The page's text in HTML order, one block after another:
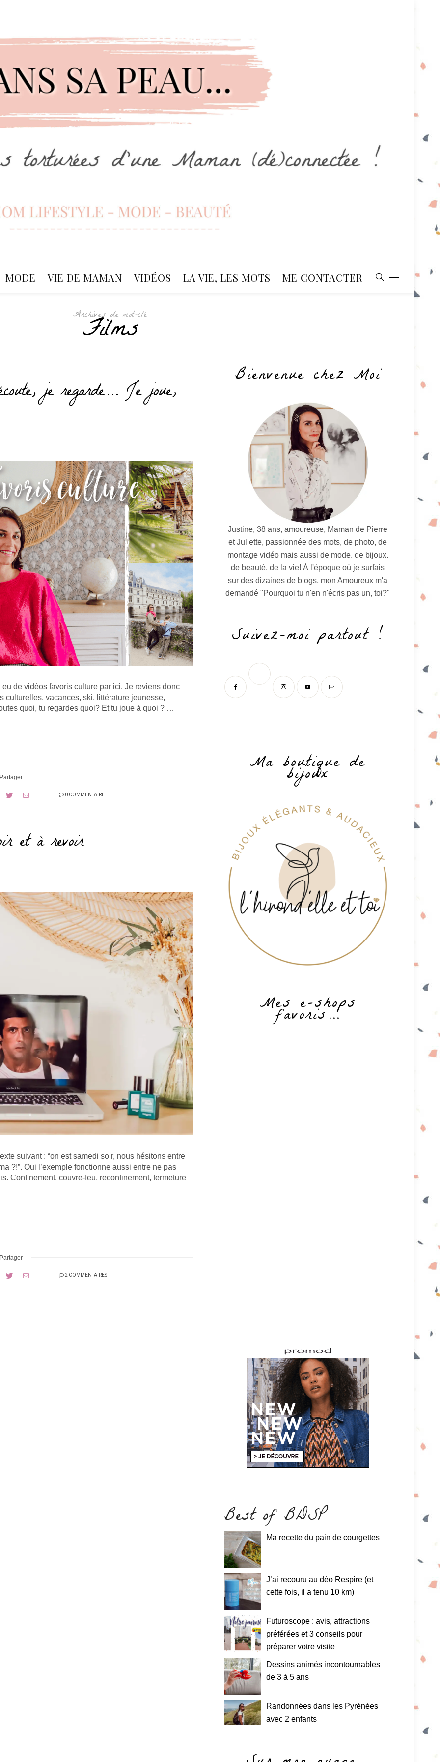
MODE VIE DE MAMAN VIDÉOS LA VIE, LES MOTS ME CONTACTER
Archives de mot-clé
Films
je regarde… Je joue,
de vidéos favoris culture par ici. Je reviens donc
culturelles, vacances, ski, littérature jeunesse,
quoi, tu regardes quoi? Et tu joue à quoi ? …
Partager
0 COMMENTAIRE
et à revoir
suivant : “on est samedi soir, nous hésitons entre
?!”. Oui l’exemple fonctionne aussi entre ne pas
Confinement, couvre-feu, reconfinement, fermeture
Partager
2 COMMENTAIRES
Bienvenue chez Moi
Justine, 38 ans, amoureuse, Maman de Pierre
et Juliette, passionnée des mots, de photo, de
montage vidéo mais aussi de mode, de bijoux,
de beauté, de la vie! À l'époque où je surfais
sur des dizaines de blogs, mon Amoureux m'a
demandé "Pourquoi tu n'en n'écris pas un, toi?"
Suivez-moi partout !
Ma boutique de
bijoux
Mes e-shops
favoris…
Best of BDSP
Ma recette du pain de courgettes
J’ai recouru au déo Respire (et
cette fois, il a tenu 10 km)
Futuroscope : avis, attractions
préférées et 3 conseils pour
préparer votre visite
Dessins animés incontournables
de 3 à 5 ans
Randonnées dans les Pyrénées
avec 2 enfants